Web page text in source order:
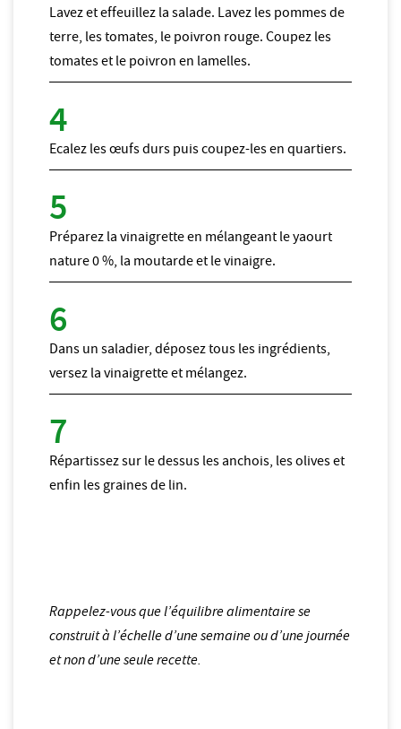
Lavez et effeuillez la salade. Lavez les pommes de
terre, les tomates, le poivron rouge. Coupez les
tomates et le poivron en lamelles.
Ecalez les œufs durs puis coupez-les en quartiers.
Préparez la vinaigrette en mélangeant le yaourt
nature 0 %, la moutarde et le vinaigre.
Dans un saladier, déposez tous les ingrédients,
versez la vinaigrette et mélangez.
Répartissez sur le dessus les anchois, les olives et
enfin les graines de lin.
Rappelez-vous que l’équilibre alimentaire se
construit à l’échelle d’une semaine ou d’une journée
et non d’une seule recette.